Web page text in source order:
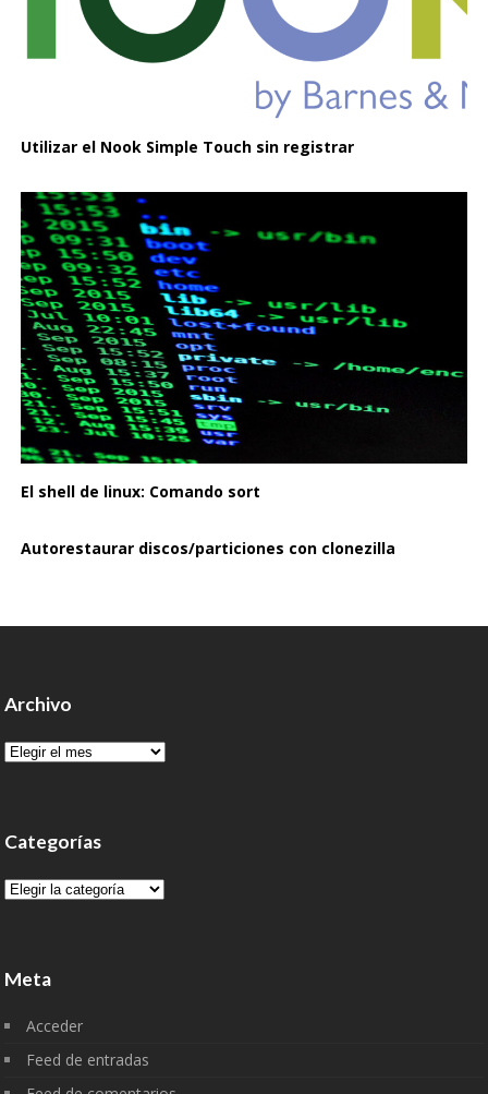
Utilizar el Nook Simple Touch sin registrar
El shell de linux: Comando sort
Autorestaurar discos/particiones con clonezilla
Archivo
Archivo
Categorías
Categorías
Meta
Acceder
Feed de entradas